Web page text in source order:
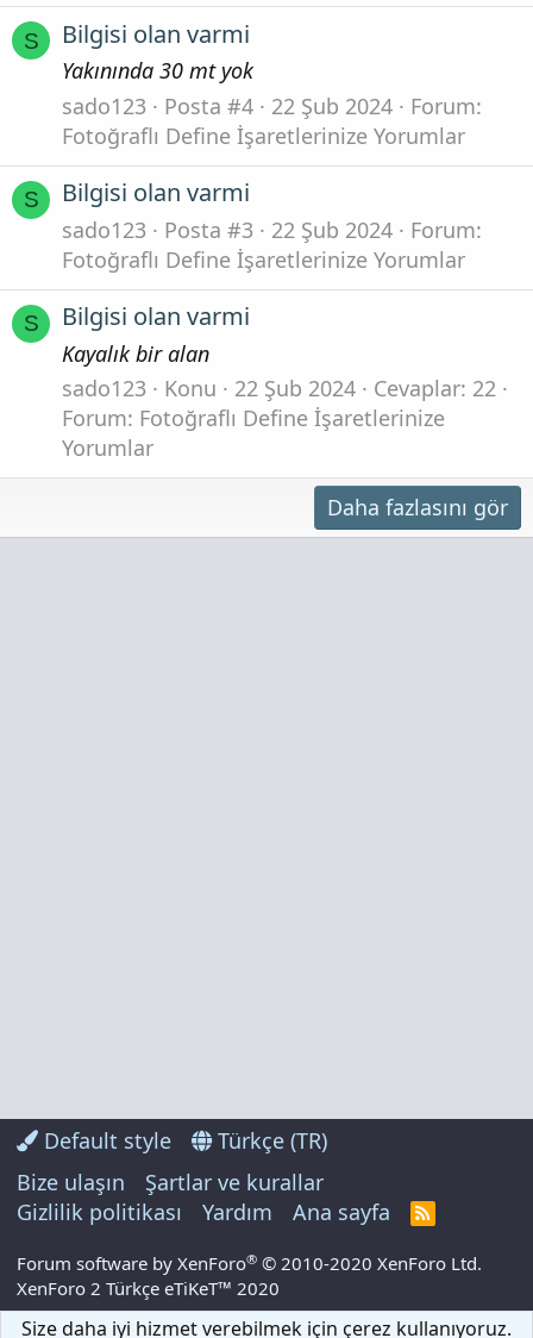
S Bilgisi olan varmi
Yakınında 30 mt yok
sado123
Posta #4 22 Şub 2024
Forum:
Fotoğraflı Define İşaretlerinize Yorumlar
S Bilgisi olan varmi
sado123 Posta #3 22 Şub 2024
Forum:
Fotoğraflı Define İşaretlerinize Yorumlar
S Bilgisi olan varmi
Kayalık bir alan
sado123
Konu 22 Şub 2024
Cevaplar: 22
Forum: Fotoğraflı Define İşaretlerinize
Yorumlar
Daha fazlasını gör
Default style
Türkçe (TR)
Bize ulaşın
Şartlar ve kurallar
Gizlilik politikası
Yardım Ana sayfa
R
S
Forum software by XenForo® © 2010-2020 XenForo Ltd.
XenForo 2 Türkçe eTiKeT™ 2020
Size daha iyi hizmet verebilmek için çerez kullanıyoruz.